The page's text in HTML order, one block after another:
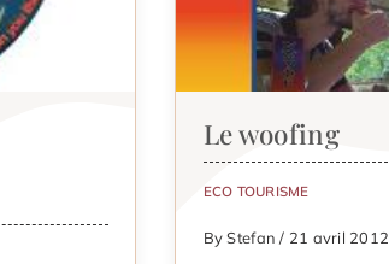
Le woofing
ECO TOURISME
By Stefan / 21 avril 2012